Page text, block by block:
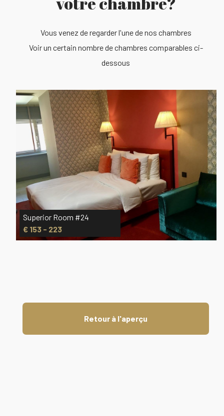
Vous venez de regarder l'une de nos chambres
Voir un certain nombre de chambres comparables ci-
dessous
Superior Room #24
€ 153 - 223
Retour à l'aperçu